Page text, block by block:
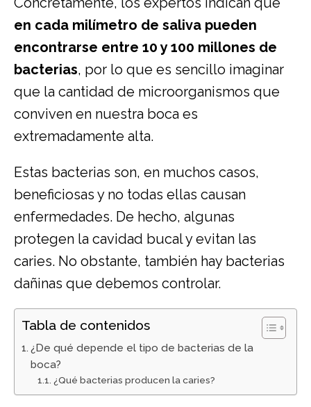
en cada milímetro de saliva pueden
encontrarse entre 10 y 100 millones de
bacterias, por lo que es sencillo imaginar
que la cantidad de microorganismos que
conviven en nuestra boca es
extremadamente alta.
Estas bacterias son, en muchos casos,
beneficiosas y no todas ellas causan
enfermedades. De hecho, algunas
protegen la cavidad bucal y evitan las
caries. No obstante, también hay bacterias
dañinas que debemos controlar.
Tabla de contenidos
¿De qué depende el tipo de bacterias de la
boca?
¿Qué bacterias producen la caries?